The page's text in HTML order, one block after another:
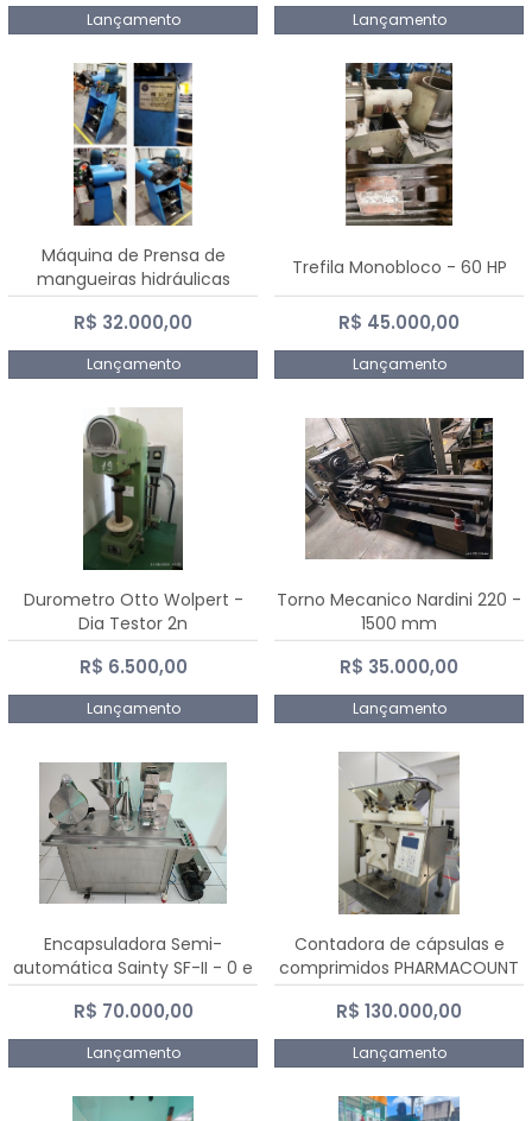
Lançamento Lançamento
Máquina de Prensa de
mangueiras hidráulicas
PE50TF - 2017
R$ 32.000,00
Lançamento
Trefila Monobloco - 60 HP
R$ 45.000,00
Lançamento
Durometro Otto Wolpert -
Dia Testor 2n
R$ 6.500,00
Lançamento
Torno Mecanico Nardini 220 -
1500 mm
R$ 35.000,00
Lançamento
Encapsuladora Semi-
automática Sainty SF-II - 0 e
00
R$ 70.000,00
Lançamento
Contadora de cápsulas e
comprimidos PHARMACOUNT
- 2-2R3
R$ 130.000,00
Lançamento